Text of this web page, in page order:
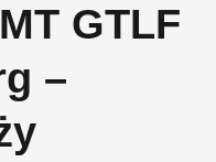
GTLF
–